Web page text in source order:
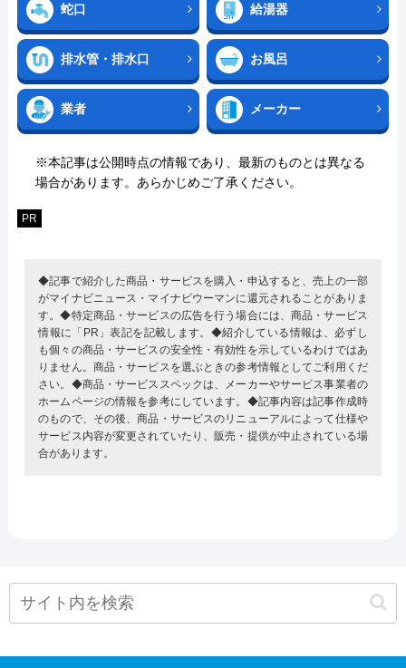
蛇口 給湯器
排水管・排水口 お風呂
業者 メーカー
※本記事は公開時点の情報であり、最新のものとは異なる
場合があります。あらかじめご了承ください。
PR
◆記事で紹介した商品・サービスを購入・申込すると、売上の一部
がマイナビニュース・マイナビウーマンに還元されることがありま
す。◆特定商品・サービスの広告を行う場合には、商品・サービス
情報に「PR」表記を記載します。◆紹介している情報は、必ずし
も個々の商品・サービスの安全性・有効性を示しているわけではあ
りません。商品・サービスを選ぶときの参考情報としてご利用くだ
さい。◆商品・サービススペックは、メーカーやサービス事業者の
ホームページの情報を参考にしています。◆記事内容は記事作成時
のもので、その後、商品・サービスのリニューアルによって仕様や
サービス内容が変更されていたり、販売・提供が中止されている場
合があります。